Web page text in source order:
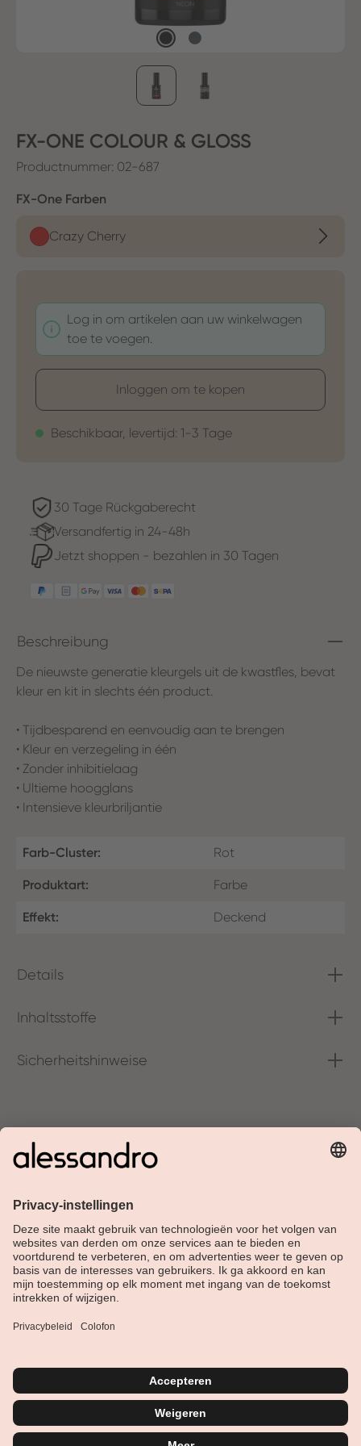
FX-ONE COLOUR & GLOSS
Productnummer: 02-687
Selecteer
FX-One Farben
Crazy Cherry
Log in om artikelen aan uw winkelwagen
toe te voegen.
Inloggen om te kopen
Beschikbaar, levertijd: 1-3 Tage
30 Tage Rückgaberecht
Versandfertig in 24-48h
Jetzt shoppen - bezahlen in 30 Tagen
Beschreibung
De nieuwste generatie kleurgels uit de kwastfles, bevat
kleur en kit in slechts één product.
• Tijdbesparend en eenvoudig aan te brengen
• Kleur en verzegeling in één
• Zonder inhibitielaag
• Ultieme hoogglans
• Intensieve kleurbriljantie
Farb-Cluster: Rot
Produktart: Farbe
Effekt: Deckend
Details
Inhaltsstoffe
Sicherheitshinweise
Over Alessandro
Shop
Nederlands